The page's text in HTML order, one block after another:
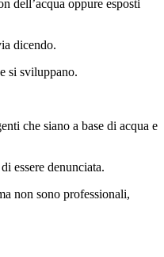
dell’acqua oppure esposti
dicendo.
si sviluppano.
che siano a base di acqua e
essere denunciata.
non sono professionali,